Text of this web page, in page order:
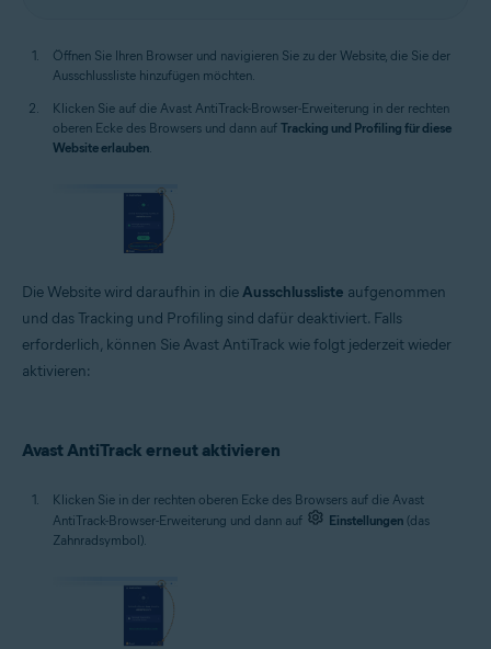
Öffnen Sie Ihren Browser und navigieren Sie zu der Website, die Sie der
Ausschlussliste hinzufügen möchten.
Klicken Sie auf die Avast AntiTrack-Browser-Erweiterung in der rechten
oberen Ecke des Browsers und dann auf Tracking und Profiling für diese
Website erlauben
Die Website wird daraufhin in dieAusschlussliste aufgenommen
und das Tracking und Profiling sind dafür deaktiviert. Falls
erforderlich, können Sie Avast AntiTrack wie folgt jederzeit wieder
aktivieren:
Avast AntiTrack erneut aktivieren
Klicken Sie in der rechten oberen Ecke des Browsers auf die Avast
AntiTrack-Browser-Erweiterung und dann auf
Einstellungen (das
Zahnradsymbol).